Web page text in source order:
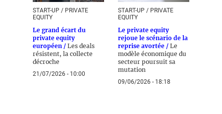
START-UP / PRIVATE
EQUITY
Le grand écart du
private equity
européen / Les deals
résistent, la collecte
décroche
21/07/2026 - 10:00
START-UP / PRIVATE
EQUITY
Le private equity
rejoue le scénario de la
reprise avortée / Le
modèle économique du
secteur poursuit sa
mutation
09/06/2026 - 18:18